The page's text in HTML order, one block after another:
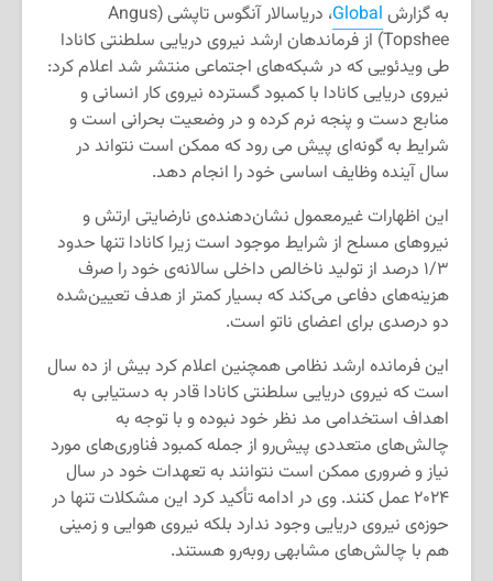
به گزارش Global
، دریاسالار آنگوس تاپشی (Angus
Topshee) از فرماندهان ارشد نیروی دریایی سلطنتی کانادا
طی ویدئویی که در شبکه‌های اجتماعی منتشر شد اعلام کرد:
نیروی دریایی کانادا با کمبود گسترده نیروی کار انسانی و
منابع دست و پنجه نرم کرده و در وضعیت بحرانی است و
شرایط به گونه‌ای پیش می رود که ممکن است نتواند در
سال آینده وظایف اساسی خود را انجام دهد.
این اظهارات غیرمعمول نشان‌دهنده‌ی نارضایتی ارتش و
نیروهای مسلح از شرایط موجود است زیرا کانادا تنها حدود
۱/۳ درصد از تولید ناخالص داخلی سالانه‌ی خود را صرف
هزینه‌های دفاعی می‌کند که بسیار کمتر از هدف تعیین‌شده
دو درصدی برای اعضای ناتو است.
این فرمانده ارشد نظامی همچنین اعلام کرد بیش از ده سال
است که نیروی دریایی سلطنتی کانادا قادر به دستیابی به
اهداف استخدامی مد نظر خود نبوده و با توجه به
چالش‌های متعددی پیش‌رو از جمله کمبود فناوری‌های مورد
نیاز و ضروری ممکن است نتوانند به تعهدات خود در سال
۲۰۲۴ عمل کنند. وی در ادامه تأکید کرد این مشکلات تنها در
حوزه‌ی نیروی دریایی وجود ندارد بلکه نیروی هوایی و زمینی
هم با چالش‌های مشابهی روبه‌رو هستند.